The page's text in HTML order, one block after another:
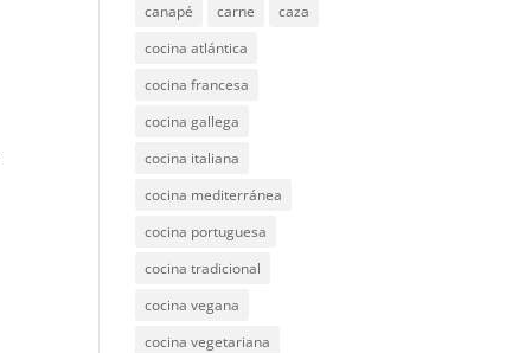
canapé
carne
caza
cocina atlántica
cocina francesa
cocina gallega
cocina italiana
cocina mediterránea
cocina portuguesa
cocina tradicional
cocina vegana
cocina vegetariana